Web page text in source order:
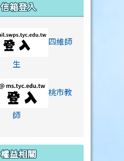
信箱登入
四維師
生link to https://
桃市教
師link to https://
權益相關